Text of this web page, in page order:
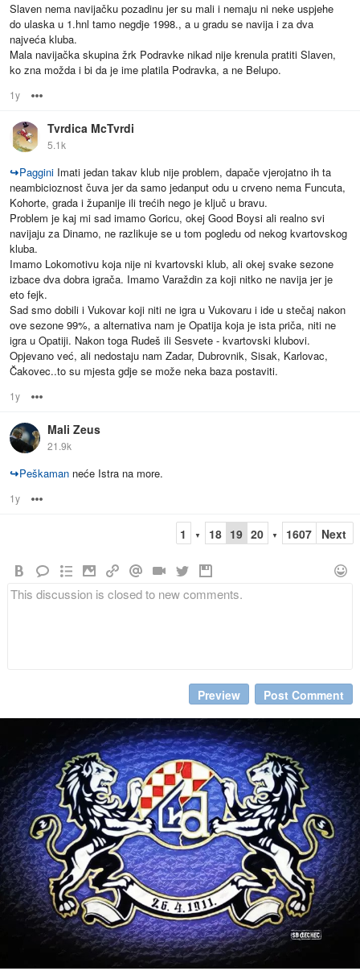
Slaven nema navijačku pozadinu jer su mali i nemaju ni neke uspjehe
do ulaska u 1.hnl tamo negdje 1998., a u gradu se navija i za dva
najveća kluba.
Mala navijačka skupina žrk Podravke nikad nije krenula pratiti Slaven,
ko zna možda i bi da je ime platila Podravka, a ne Belupo.
1y
Tvrdica McTvrdi
5.1k
↪Paggini Imati jedan takav klub nije problem, dapače vjerojatno ih ta
neambicioznost čuva jer da samo jedanput odu u crveno nema Funcuta,
Kohorte, grada i županije ili trećih nego je ključ u bravu.
Problem je kaj mi sad imamo Goricu, okej Good Boysi ali realno svi
navijaju za Dinamo, ne razlikuje se u tom pogledu od nekog kvartovskog
kluba.
Imamo Lokomotivu koja nije ni kvartovski klub, ali okej svake sezone
izbace dva dobra igrača. Imamo Varaždin za koji nitko ne navija jer je
eto fejk.
Sad smo dobili i Vukovar koji niti ne igra u Vukovaru i ide u stečaj nakon
ove sezone 99%, a alternativa nam je Opatija koja je ista priča, niti ne
igra u Opatiji. Nakon toga Rudeš ili Sesvete - kvartovski klubovi.
Opjevano već, ali nedostaju nam Zadar, Dubrovnik, Sisak, Karlovac,
Čakovec..to su mjesta gdje se može neka baza postaviti.
1y
Mali Zeus
21.9k
↪Peškaman neće Istra na more.
1y
1 ▼ 18 19 20 ▼ 1607 Next